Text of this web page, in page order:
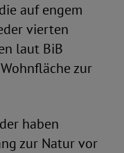
auf engem
vierten
laut BiB
zur
haben
zur Natur vor